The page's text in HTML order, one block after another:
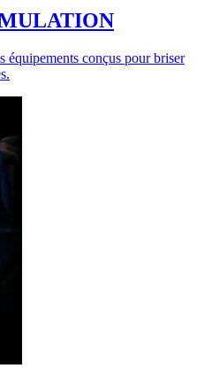
équipements conçus pour briser